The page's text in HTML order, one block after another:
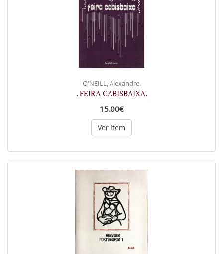
O'NEILL, Alexandre.
. FEIRA CABISBAIXA.
15.00€
Ver Item